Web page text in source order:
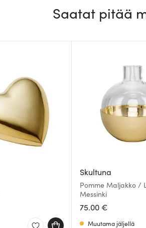
Saatat pitää
Skultuna
Pomme Maljakko /
Messinki
75.00 €
Muutama jäljellä